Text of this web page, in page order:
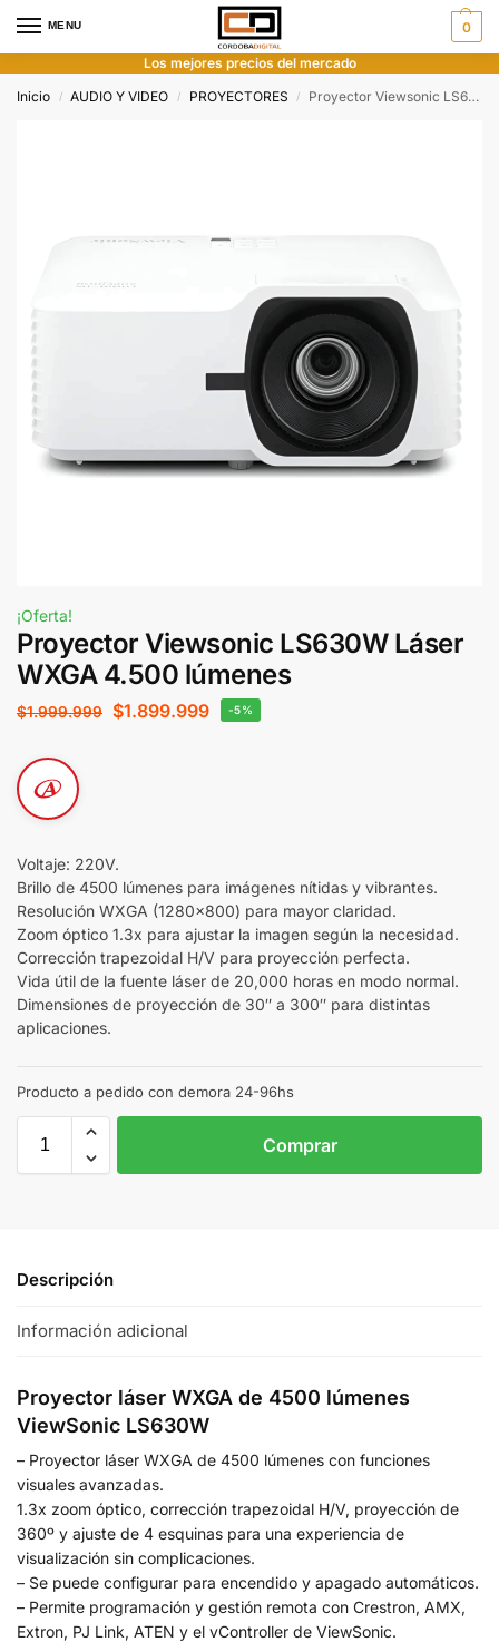
MENU 0
Los mejores precios del mercado
Inicio
/ AUDIO Y VIDEO / PROYECTORES / Proyector Viewsonic LS630W Láser WXGA 4.500 lúmenes
¡Oferta!
Proyector Viewsonic LS630W Láser
WXGA 4.500 lúmenes
$1.999.999 $1.899.999 -5%
Voltaje: 220V.
Brillo de 4500 lúmenes para imágenes nítidas y vibrantes.
Resolución WXGA (1280×800) para mayor claridad.
Zoom óptico 1.3x para ajustar la imagen según la necesidad.
Corrección trapezoidal H/V para proyección perfecta.
Vida útil de la fuente láser de 20,000 horas en modo normal.
Dimensiones de proyección de 30″ a 300″ para distintas
aplicaciones.
Producto a pedido con demora 24-96hs
Comprar
Descripción
Información adicional
Proyector láser WXGA de 4500 lúmenes
ViewSonic LS630W
– Proyector láser WXGA de 4500 lúmenes con funciones
visuales avanzadas.
1.3x zoom óptico, corrección trapezoidal H/V, proyección de
360º y ajuste de 4 esquinas para una experiencia de
visualización sin complicaciones.
– Se puede configurar para encendido y apagado automáticos.
– Permite programación y gestión remota con Crestron, AMX,
Extron, PJ Link, ATEN y el vController de ViewSonic.